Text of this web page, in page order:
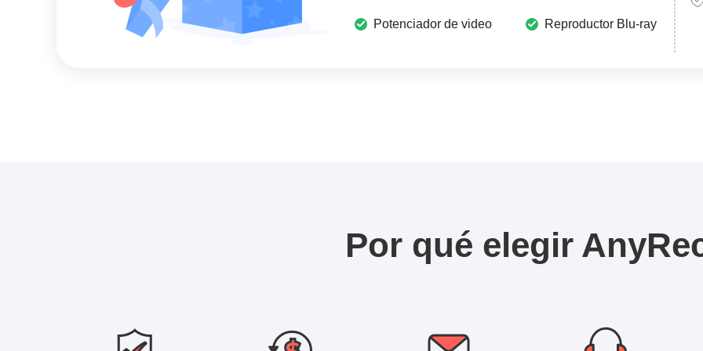
Potenciador de video Reproductor Blu-ray
Por qué elegir